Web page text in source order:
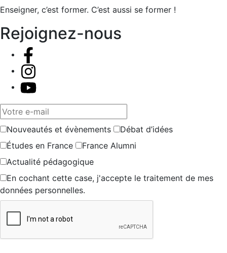
Enseigner, c’est former. C’est aussi se former !
Rejoignez-nous
Votre e-mail
Nouveautés et évènements
Débat d’idées
Études en France
France Alumni
Actualité pédagogique
En cochant cette case, j'accepte le traitement de mes
données personnelles.